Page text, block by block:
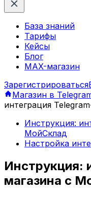
База знаний
Тарифы
Кейсы
Блог
MAX-магазин
Зарегистрироваться
Магазин в
интеграция
Инструкция:
МойСклад
Настройка
Инструкция:
магазина с